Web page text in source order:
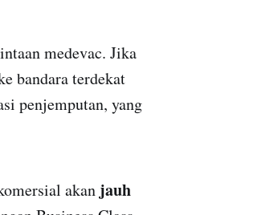
medevac. Jika
bandara terdekat
penjemputan, yang
akan jauh